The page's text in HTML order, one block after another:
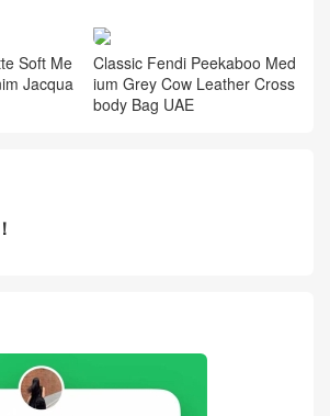
Stitching
her Hand Stitching Crossbod
y Bag
Bag Un